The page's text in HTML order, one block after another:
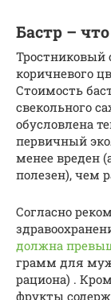
Бастр – что
Тростниковый
коричневого
Стоимость
свекольного
обусловлена
первичный
менее вреден
полезен), чем
Согласно
должна
грамм для
рациона) .
фрукты